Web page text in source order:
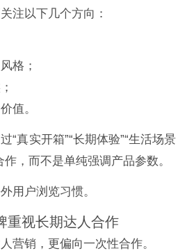
注以下几个方向：
格；
值。
“真实开箱”“长期体验”“生活场景
，而不是单纯强调产品参数。
用户浏览习惯。
重视长期达人合作
营销，更偏向一次性合作。